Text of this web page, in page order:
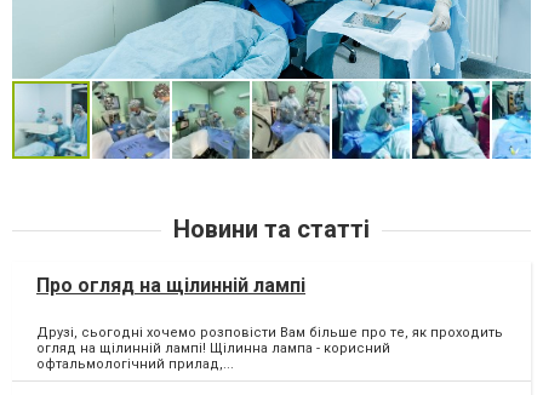
Новини та статті
Про огляд на щілинній лампі
Друзі, сьогодні хочемо розповісти Вам більше про те, як проходить
огляд на щілинній лампі! Щілинна лампа - корисний
офтальмологічний прилад,...